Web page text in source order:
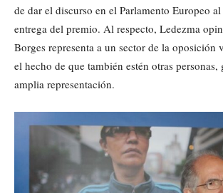
de dar el discurso en el Parlamento Europeo
entrega del premio. Al respecto, Ledezma
Borges representa a un sector de la oposición
el hecho de que también estén otras personas,
amplia representación.